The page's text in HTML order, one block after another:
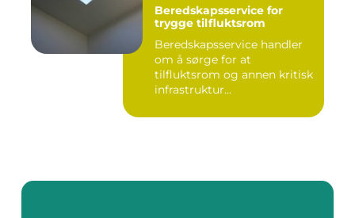
Beredskapsservice for
trygge tilfluktsrom
Beredskapsservice handler
om å sørge for at
tilfluktsrom og annen kritisk
infrastruktur...